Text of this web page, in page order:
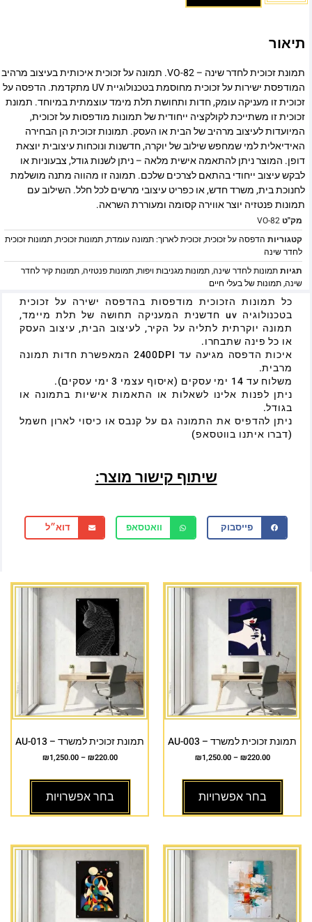
תיאור
תמונת זכוכית לחדר שינה – VO-82. תמונה על זכוכית איכותית בעיצוב מרהיב
המודפסת ישירות על זכוכית מחוסמת בטכנולוגיית UV מתקדמת. הדפסה על
זכוכית זו מעניקה עומק, חדות ותחושת תלת מימד עוצמתית במיוחד. תמונת
זכוכית זו משתייכת לקולקציה ייחודית של תמונות מודפסות על זכוכית,
המיועדות לעיצוב מרהיב של הבית או העסק. תמונות זכוכית הן הבחירה
האידיאלית למי שמחפש שילוב של יוקרה, חדשנות ונוכחות עיצובית יוצאת
דופן. המוצר ניתן להתאמה אישית מלאה – ניתן לשנות גודל, צבעוניות או
לבקש עיצוב ייחודי בהתאם לצרכים שלכם. תמונה זו מהווה מתנה מושלמת
לחנוכת בית, משרד חדש, או כפריט עיצובי מרשים לכל חלל. השילוב עם
תמונות פנטזיה יוצר אווירה קסומה ומעוררת השראה.
מק"טVO-82
קטגוריות הדפסה על זכוכית,זכוכית לארוך: תמונה עומדת,תמונות זכוכית,תמונות זכוכית
לחדר שינה
תגיותתמונות לחדר שינה,תמונות מגניבות ויפות,תמונות פנטזיה,תמונות קיר לחדר
שינה,תמונות של בעלי חיים
כל תמונות הזכוכית מודפסות בהדפסה ישירה על זכוכית
בטכנולוגיה uv חדשנית המעניקה תחושה של תלת מיימד,
תמונה יוקרתית לתליה על הקיר, לעיצוב הבית, עיצוב העסק
או כל פינה שתבחרו.
איכות הדפסה מגיעה עד 2400DPI המאפשרת חדות תמונה
מרבית.
משלוח עד 14 ימי עסקים (איסוף עצמי 3 ימי עסקים).
ניתן לפנות אלינו לשאלות או התאמות אישיות בתמונה או
בגודל.
ניתן להדפיס את התמונה גם על קנבס או כיסוי לארון חשמל
(דברו איתנו בווטסאפ)
שיתוף קישור מוצר:
פייסבוק וואטסאפ דוא״ל
תמונת זכוכית למשרד – AU-003
₪220.00
–
₪1,250.00
בחר אפשרויות
תמונת זכוכית למשרד – AU-013
₪220.00
–
₪1,250.00
בחר אפשרויות